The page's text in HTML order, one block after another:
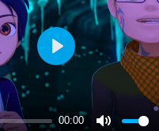
00:00
Play